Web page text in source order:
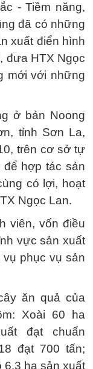
- Tiềm năng,
đã có những
xuất điển hình
đưa HTX Ngọc
mới với những
ở bản Noong
tỉnh Sơn La,
trên cơ sở tự
để hợp tác sản
có lợi, hoạt
Ngọc Lan.
viên, vốn điều
vực sản xuất
phục vụ sản
ăn quả của
Xoài 60 ha
đạt chuẩn
đạt 700 tấn;
6,3 ha sản xuất